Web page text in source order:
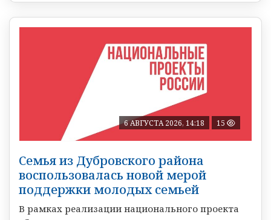
6 АВГУСТА 2026, 14:18 15
Семья из Дубровского района
воспользовалась новой мерой
поддержки молодых семьей
В рамках реализации национального проекта